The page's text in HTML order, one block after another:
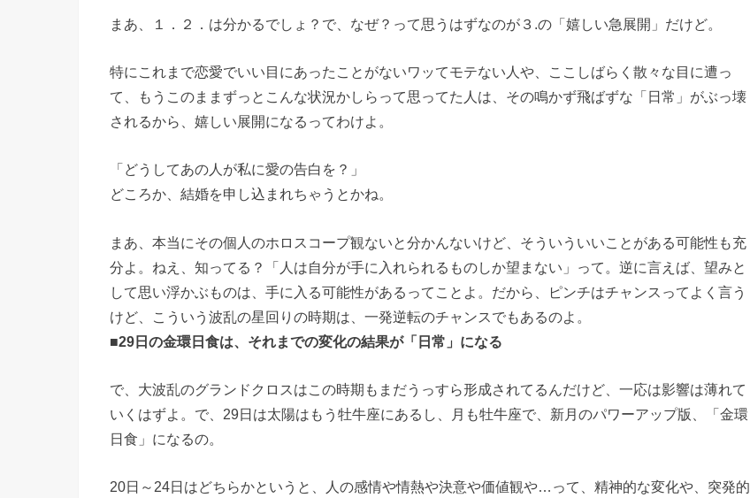
まあ、１．２．は分かるでしょ？で、なぜ？って思うはずなのが３.の「嬉しい急展開」だけど。
特にこれまで恋愛でいい目にあったことがないワッてモテない人や、ここしばらく散々な目に遭っ
て、もうこのままずっとこんな状況かしらって思ってた人は、その鳴かず飛ばずな「日常」がぶっ壊
されるから、嬉しい展開になるってわけよ。
「どうしてあの人が私に愛の告白を？」
どころか、結婚を申し込まれちゃうとかね。
まあ、本当にその個人のホロスコープ観ないと分かんないけど、そういういいことがある可能性も充
分よ。ねえ、知ってる？「人は自分が手に入れられるものしか望まない」って。逆に言えば、望みと
して思い浮かぶものは、手に入る可能性があるってことよ。だから、ピンチはチャンスってよく言う
けど、こういう波乱の星回りの時期は、一発逆転のチャンスでもあるのよ。
■29日の金環日食は、それまでの変化の結果が「日常」になる
で、大波乱のグランドクロスはこの時期もまだうっすら形成されてるんだけど、一応は影響は薄れて
いくはずよ。で、29日は太陽はもう牡牛座にあるし、月も牡牛座で、新月のパワーアップ版、「金環
日食」になるの。
20日～24日はどちらかというと、人の感情や情熱や決意や価値観や…って、精神的な変化や、突発的